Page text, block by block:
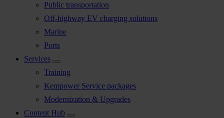
Public transportation
Off-highway EV charging solutions
Marine
Ports
Services
Training
Kempower Service packages
Modernization & Upgrades
Content Hub